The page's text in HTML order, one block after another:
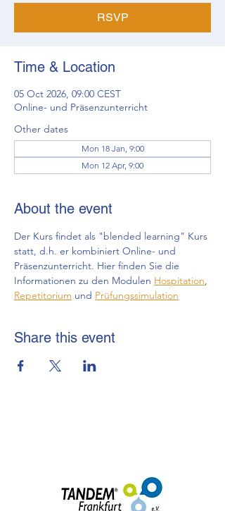
RSVP
Time & Location
05 Oct 2026, 09:00 CEST
Online- und Präsenzunterricht
Other dates
Mon 18 Jan, 9:00
Mon 12 Apr, 9:00
About the event
Der Kurs findet als "blended learning" Kurs
statt, d.h. er kombiniert Online- und
Präsenzunterricht. Hier finden Sie die
Informationen zu den Modulen Hospitation,
Repetitorium und Prüfungssimulation
Share this event